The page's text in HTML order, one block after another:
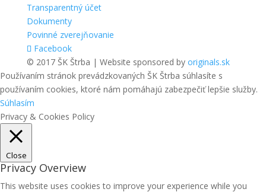
Transparentný účet
Dokumenty
Povinné zverejňovanie
Facebook
© 2017 ŠK Štrba | Website sponsored by originals.sk
Používaním stránok prevádzkovaných ŠK Štrba súhlasíte s
používaním cookies, ktoré nám pomáhajú zabezpečiť lepšie služby.
Súhlasím
Privacy & Cookies Policy
Close
Privacy Overview
This website uses cookies to improve your experience while you